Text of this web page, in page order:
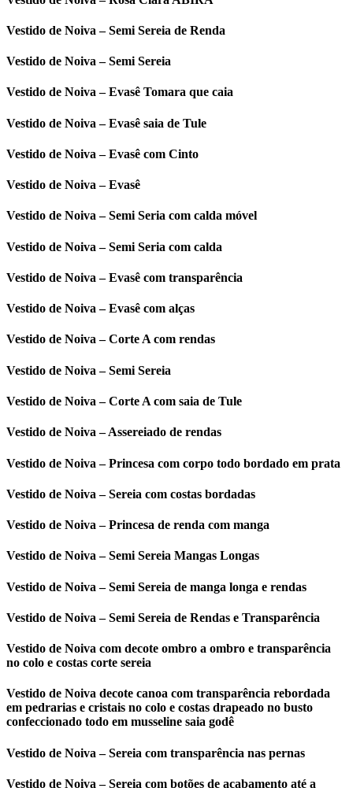
Vestido de Noiva – Semi Sereia de Renda
Vestido de Noiva – Semi Sereia
Vestido de Noiva – Evasê Tomara que caia
Vestido de Noiva – Evasê saia de Tule
Vestido de Noiva – Evasê com Cinto
Vestido de Noiva – Evasê
Vestido de Noiva – Semi Seria com calda móvel
Vestido de Noiva – Semi Seria com calda
Vestido de Noiva – Evasê com transparência
Vestido de Noiva – Evasê com alças
Vestido de Noiva – Corte A com rendas
Vestido de Noiva – Semi Sereia
Vestido de Noiva – Corte A com saia de Tule
Vestido de Noiva – Assereiado de rendas
Vestido de Noiva – Princesa com corpo todo bordado em prata
Vestido de Noiva – Sereia com costas bordadas
Vestido de Noiva – Princesa de renda com manga
Vestido de Noiva – Semi Sereia Mangas Longas
Vestido de Noiva – Semi Sereia de manga longa e rendas
Vestido de Noiva – Semi Sereia de Rendas e Transparência
Vestido de Noiva com decote ombro a ombro e transparência
no colo e costas corte sereia
Vestido de Noiva decote canoa com transparência rebordada
em pedrarias e cristais no colo e costas drapeado no busto
confeccionado todo em musseline saia godê
Vestido de Noiva – Sereia com transparência nas pernas
Vestido de Noiva – Sereia com botões de acabamento até a